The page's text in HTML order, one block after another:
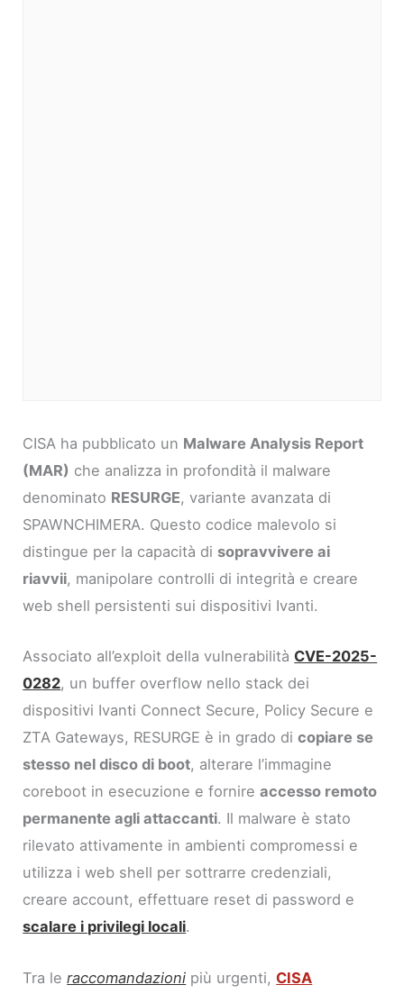
CISA ha pubblicato un Malware Analysis Report
(MAR) che analizza in profondità il malware
denominato RESURGE, variante avanzata di
SPAWNCHIMERA. Questo codice malevolo si
distingue per la capacità di sopravvivere ai
riavvii, manipolare controlli di integrità e creare
web shell persistenti sui dispositivi Ivanti.
Associato all’exploit della vulnerabilitàCVE-2025-
0282, un buffer overflow nello stack dei
dispositivi Ivanti Connect Secure, Policy Secure e
ZTA Gateways, RESURGE è in grado dicopiare se
stesso nel disco di boot, alterare l’immagine
coreboot in esecuzione e fornireaccesso remoto
permanente agli attaccanti. Il malware è stato
rilevato attivamente in ambienti compromessi e
utilizza i web shell per sottrarre credenziali,
creare account, effettuare reset di password e
scalare i privilegi locali.
Tra leraccomandazioni più urgenti,CISA